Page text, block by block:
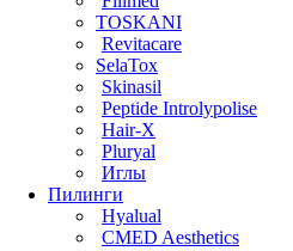
TOSKANI
Revitacare
SelaTox
Skinasil
Peptide Introlypolise
Hair-X
Pluryal
Иглы
Пилинги
Hyalual
CMED Aesthetics